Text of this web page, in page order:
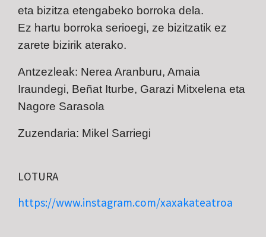
eta bizitza etengabeko borroka dela.
Ez hartu borroka serioegi, ze bizitzatik ez
zarete bizirik aterako.
Antzezleak: Nerea Aranburu, Amaia
Iraundegi, Beñat Iturbe, Garazi Mitxelena eta
Nagore Sarasola
Zuzendaria: Mikel Sarriegi
LOTURA
https://www.instagram.com/xaxakateatroa